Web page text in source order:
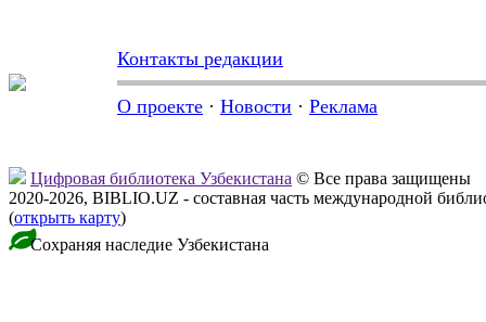
Контакты редакции
О проекте · Новости · Реклама
Цифровая библиотека Узбекистана © Все права защищены
2020-2026, BIBLIO.UZ - составная часть международной
(открыть карту)
Сохраняя наследие Узбекистана